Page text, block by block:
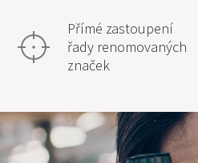
Přímé zastoupení
řady renomovaných
značek